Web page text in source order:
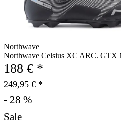
Northwave
Northwave Celsius XC ARC. GTX
188 € *
249,95 € *
- 28 %
Sale